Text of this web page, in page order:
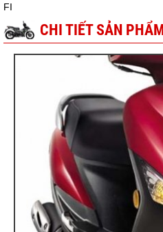
FI
CHI TIẾT SẢN PHẨM